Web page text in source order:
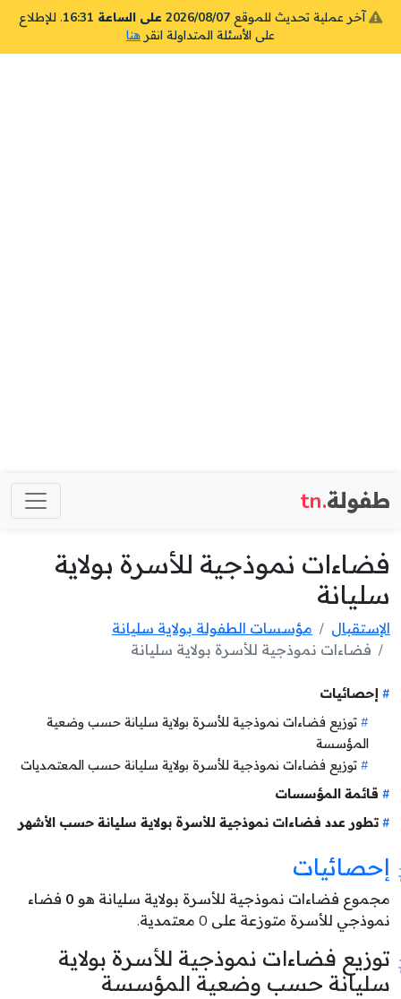
آخر عملية تحديث للموقع 2026/08/07 على الساعة 16:31
. للإطلاع
على الأسئلة المتداولة انقر هنا
طفولة.tn
فضاءات نموذجية للأسرة بولاية
سليانة
الإستقبال
مؤسسات الطفولة بولاية سليانة
فضاءات نموذجية للأسرة بولاية سليانة
إحصائيات
توزيع فضاءات نموذجية للأسرة بولاية سليانة حسب وضعية
المؤسسة
توزيع فضاءات نموذجية للأسرة بولاية سليانة حسب المعتمديات
قائمة المؤسسات
تطور عدد فضاءات نموذجية للأسرة بولاية سليانة حسب الأشهر
إحصائيات
مجموع فضاءات نموذجية للأسرة بولاية سليانة هو 0 فضاء
نموذجي للأسرة متوزعة على 0 معتمدية.
توزيع فضاءات نموذجية للأسرة بولاية
سليانة حسب وضعية المؤسسة